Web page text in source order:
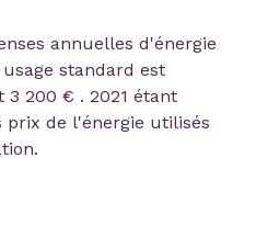
annuelles d'énergie
standard est
200 € . 2021 étant
prix de l'énergie utilisés